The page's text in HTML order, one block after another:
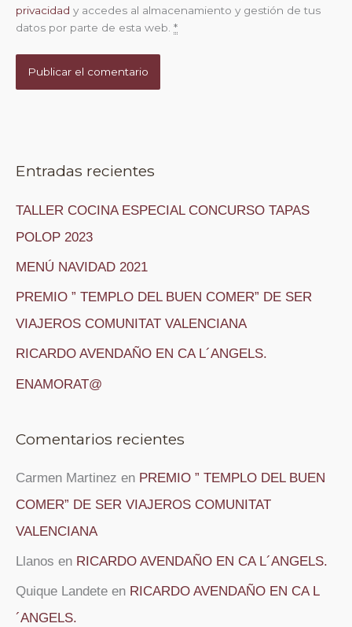
privacidad y accedes al almacenamiento y gestión de tus
datos por parte de esta web. *
Entradas recientes
TALLER COCINA ESPECIAL CONCURSO TAPAS
POLOP 2023
MENÚ NAVIDAD 2021
PREMIO ” TEMPLO DEL BUEN COMER” DE SER
VIAJEROS COMUNITAT VALENCIANA
RICARDO AVENDAÑO EN CA L´ANGELS.
ENAMORAT@
Comentarios recientes
Carmen Martinez en PREMIO ” TEMPLO DEL BUEN
COMER” DE SER VIAJEROS COMUNITAT
VALENCIANA
Llanos en RICARDO AVENDAÑO EN CA L´ANGELS.
Quique Landete en RICARDO AVENDAÑO EN CA L
´ANGELS.